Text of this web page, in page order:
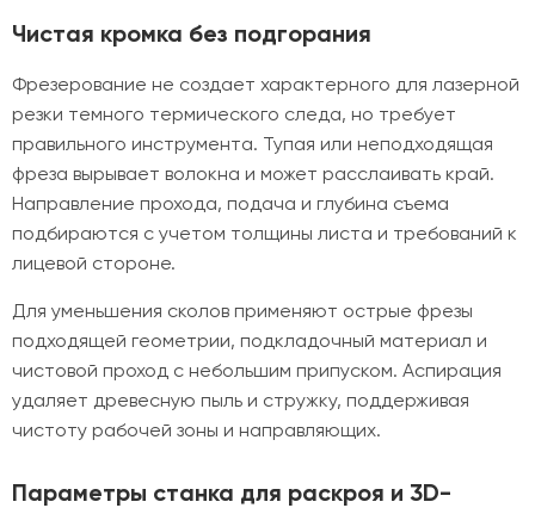
Чистая кромка без подгорания
Фрезерование не создает характерного для лазерной
резки темного термического следа, но требует
правильного инструмента. Тупая или неподходящая
фреза вырывает волокна и может расслаивать край.
Направление прохода, подача и глубина съема
подбираются с учетом толщины листа и требований к
лицевой стороне.
Для уменьшения сколов применяют острые фрезы
подходящей геометрии, подкладочный материал и
чистовой проход с небольшим припуском. Аспирация
удаляет древесную пыль и стружку, поддерживая
чистоту рабочей зоны и направляющих.
Параметры станка для раскроя и 3D-